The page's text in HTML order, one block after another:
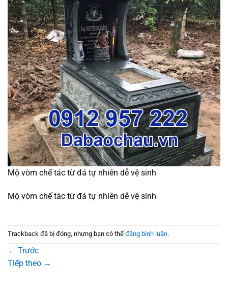
Mộ vòm chế tác từ đá tự nhiên dễ vệ sinh
Mộ vòm chế tác từ đá tự nhiên dễ vệ sinh
Trackback đã bị đóng, nhưng bạn có thể đăng bình luận.
← Trước
Tiếp theo →